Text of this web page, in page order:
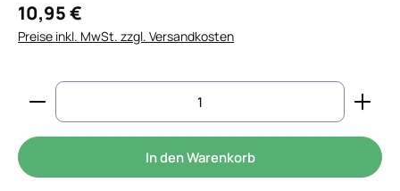
10,95 €
Preise inkl. MwSt. zzgl. Versandkosten
Produkt Anzahl: Gib den gewünschten Wert
In den Warenkorb